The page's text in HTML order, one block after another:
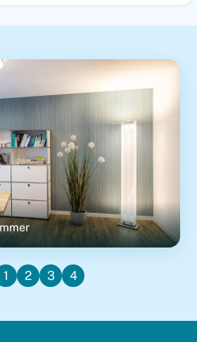
1
Bild 1 Besprechungszimmer
2
Bild 2 Behandlungszimmer
3
Bild 3
4
Bild 4 Wartezimmer